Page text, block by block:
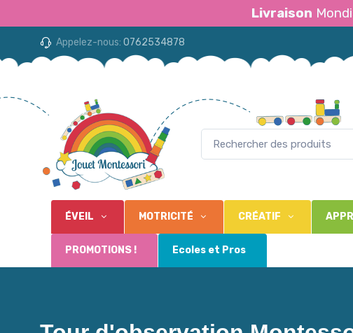
Livraison
Appelez-nous: 0762534878
ÉVEIL MOTRICITÉ CRÉATIF
PROMOTIONS ! Ecoles et Pros